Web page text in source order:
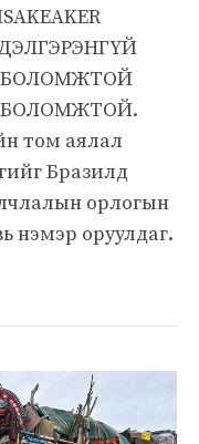
ДЭЛГЭРЭНГҮЙ
том аялал
Бразилд
орлогын
нэмэр оруулдаг.